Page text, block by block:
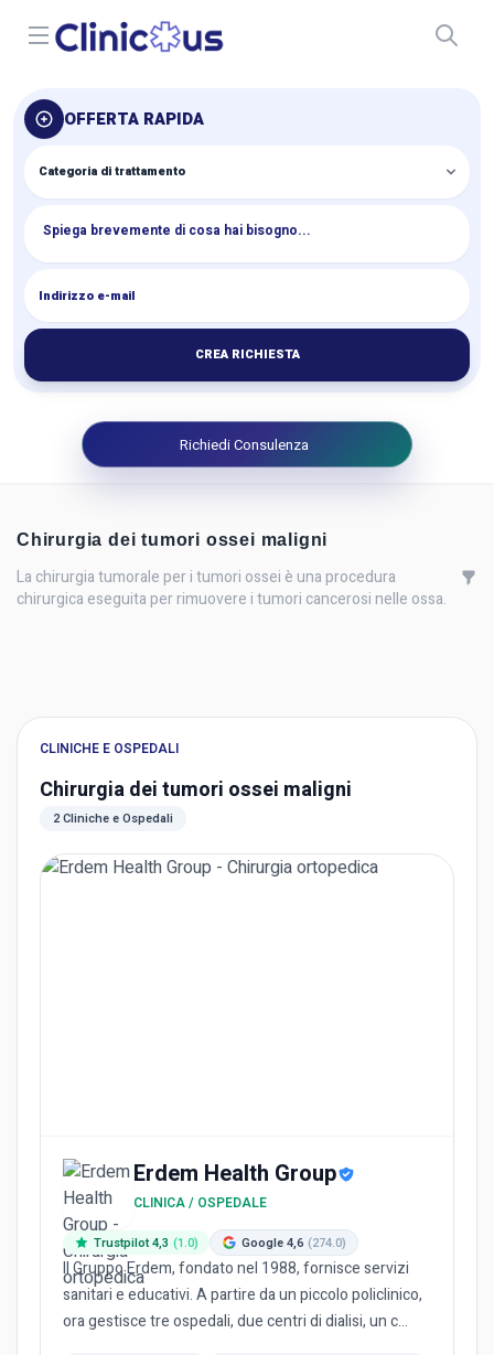
Open menu
OFFERTA RAPIDA
CREA RICHIESTA
Richiedi Consulenza
Chirurgia dei tumori ossei maligni
La chirurgia tumorale per i tumori ossei è una procedura
chirurgica eseguita per rimuovere i tumori cancerosi nelle ossa.
CLINICHE E OSPEDALI
Chirurgia dei tumori ossei maligni
2 Cliniche e Ospedali
Erdem Health Group
CLINICA / OSPEDALE
Trustpilot 4,3 (1.0) Google 4,6 (274.0)
Il Gruppo Erdem, fondato nel 1988, fornisce servizi
sanitari e educativi. A partire da un piccolo policlinico,
ora gestisce tre ospedali, due centri di dialisi, un c...